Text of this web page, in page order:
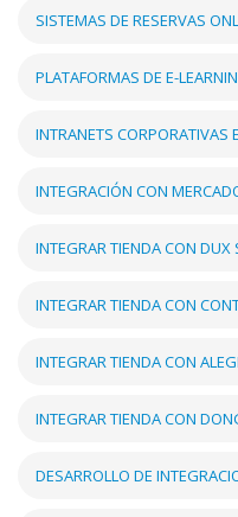
SISTEMAS DE RESERVAS
PLATAFORMAS DE E-
INTRANETS CORPORATIVAS
INTEGRACIÓN CON
INTEGRAR TIENDA CON DUX
INTEGRAR TIENDA CON
INTEGRAR TIENDA CON
INTEGRAR TIENDA CON
DESARROLLO DE